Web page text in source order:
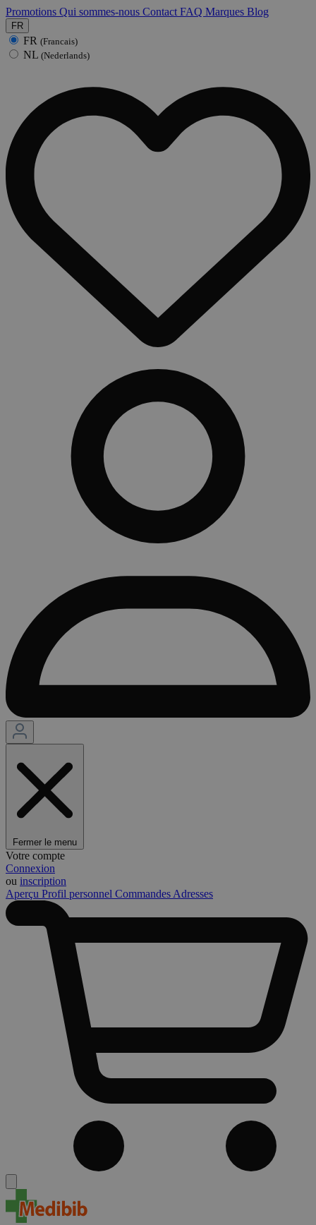
Promotions Qui sommes-nous Contact FAQ Marques Blog
FR
FR (Francais)
NL (Nederlands)
Fermer le menu
Votre compte
Connexion
ou inscription
Aperçu Profil personnel Commandes Adresses